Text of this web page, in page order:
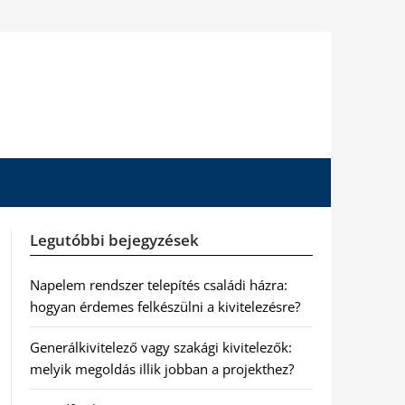
Legutóbbi bejegyzések
Napelem rendszer telepítés családi házra:
hogyan érdemes felkészülni a kivitelezésre?
Generálkivitelező vagy szakági kivitelezők:
melyik megoldás illik jobban a projekthez?